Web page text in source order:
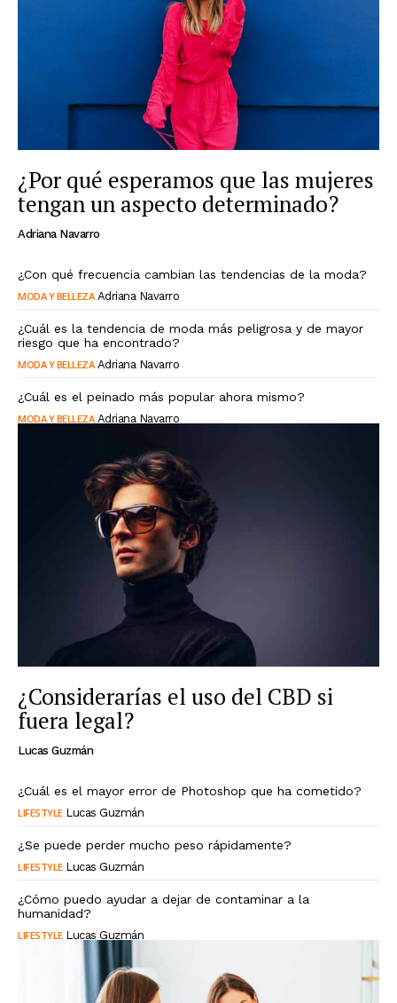
¿Por qué esperamos que las mujeres
tengan un aspecto determinado?
Adriana Navarro
¿Con qué frecuencia cambian las tendencias de la moda?
MODA Y BELLEZA Adriana Navarro
¿Cuál es la tendencia de moda más peligrosa y de mayor
riesgo que ha encontrado?
MODA Y BELLEZA Adriana Navarro
¿Cuál es el peinado más popular ahora mismo?
MODA Y BELLEZA Adriana Navarro
¿Considerarías el uso del CBD si
fuera legal?
Lucas Guzmán
¿Cuál es el mayor error de Photoshop que ha cometido?
LIFESTYLE Lucas Guzmán
¿Se puede perder mucho peso rápidamente?
LIFESTYLE Lucas Guzmán
¿Cómo puedo ayudar a dejar de contaminar a la
humanidad?
LIFESTYLE Lucas Guzmán